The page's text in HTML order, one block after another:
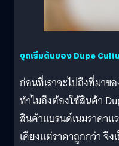
จุดเริ่มต้นของ Dupe
ก่อนที่เราจะไปถึงที่มาขอ
ทำไมถึงต้องใช้สินค้า
สินค้าแบรนด์เนมราคาแ
เคียงแต่ราคาถูกกว่า จึ